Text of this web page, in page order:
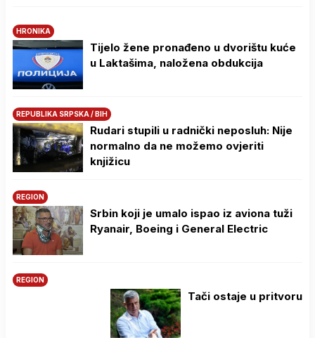
HRONIKA
Tijelo žene pronađeno u dvorištu kuće
u Laktašima, naložena obdukcija
REPUBLIKA SRPSKA / BIH
Rudari stupili u radnički neposluh: Nije
normalno da ne možemo ovjeriti
knjižicu
REGION
Srbin koji je umalo ispao iz aviona tuži
Ryanair, Boeing i General Electric
REGION
Tači ostaje u pritvoru